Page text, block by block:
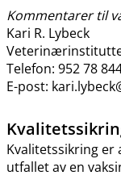
Kommentarer til
Kari R. Lybeck
Telefon: 952 78
E-post:
Kvalitetssikring er
utfallet av en